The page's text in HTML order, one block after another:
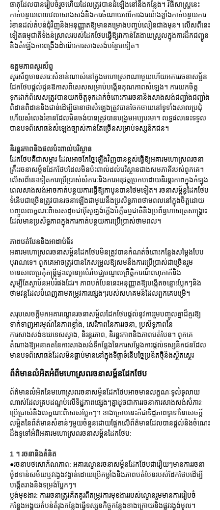
ធាតុដែលបានរៀបចំរួចហើយដែលត្រូវបានដំឡើងនៅនឹងកន្លែង។ វិធីសាស្រ្តនេះ
កាត់បន្ថយពេលវេលាសាងសង់និងការចំណាយលើការងារយ៉ាងខ្លាំងកាត់បន្ថយការ
រំខានដល់តំបន់ជុំវិញនិងអនុញ្ញាតឱ្យមានគម្រោងបញ្ចប់លឿនជាងមុន។ លើសពីនេះ
ទៀតធម្មជាតិទំងន់ស្រាលរបស់ដែកថែបធ្វើឱ្យវាកាន់តែងាយស្រួលក្នុងការដឹកជញ្ជូន
និងតំឡើងការពង្រឹងដំណើរការសាងសង់បន្ថែមទៀត។
ឧត្តមភាពសូរស័ព្ទ
សូរស័ព្ទមានសារៈសំខាន់ណាស់នៅក្នុងមហោស្រពណាមួយហើយអគាររចនាសម្ព័ន
ដែកថែបផ្តល់ជូនឱកាសពិសេសសម្រាប់បង្កើនគុណភាពសំឡេង។ ការយកចិត្ត
ទុកដាក់ពិសេសត្រូវបានយកចិត្តទុកដាក់ចំពោះការរចនានិងសាងសង់ជញ្ជាំងជញ្ជាំង
ពិដានពិដាននិងជាន់ដើម្បីធានាថាសំឡេងត្រូវបានចែកចាយនៅទូទាំងសាលប្រជុំ
ហើយសំលេងរំខានដែលមិនចង់បានត្រូវបានបង្រួមអប្បបរមា។ លទ្ធផលនេះទទួល
បានបទពិសោធន៍សំឡេងច្បាស់កាន់តែច្រើនសម្រាប់ទស្សនិកជន។
និរន្តរភាពនិងផលប៉ះពាល់បរិស្ថាន
ដែកថែបគឺជាសម្ភារៈដែលអាចកែច្នៃឡើងវិញបានខ្ពស់ធ្វើឱ្យអគារមហោស្រពរចនា
គ្រឹះរចនាសម្ព័នដែកថែបដែលមិនប៉ះពាល់ដល់បរិស្ថានជាងសមភាគីរបស់ពួកគេ។
លើសពីនេះទៀតការប្រើប្រាស់សំភារៈនិងការអនុវត្តប្រកបដោយនិរន្តរភាពក្នុងកំឡុង
ពេលសាងសង់អាចកាត់បន្ថយការធ្វើឱ្យកាបូនបានថែមទៀត។ រចនាសម្ព័ន្ធដែកថែប
ទំនើបជាច្រើនត្រូវបានរចនាឡើងជាមួយនឹងប្រសិទ្ធភាពថាមពលនៅក្នុងចិត្តដោយ
បញ្ចូលលក្ខណៈពិសេសដូចជាអ៊ីសូឡង់ភ្លើងបំភ្លឺធម្មជាតិនិងប្រព័ន្ធហាសត្រសង្គ្រោះ
ដែលមានប្រសិទ្ធភាពក្នុងការកាត់បន្ថយការប្រើប្រាស់ថាមពល។
ភាពបត់បែននិងអាដាប់ធ័រ
អគារមហោស្រពរចនាសម្ព័នដែកថែបមិនត្រូវបានកំណត់ចំពោះកន្លែងសម្តែងបែប
បុរាណទេ។ ពួកគេអាចត្រូវបានកែសម្រួលឱ្យសមនឹងការប្រើប្រាស់ជាច្រើនរួម
មានសាលប្រគុំតន្ត្រីផ្ទះល្ខោនអូប៉េរ៉ាមជ្ឈមណ្ឌលព្រឹត្តិការណ៍ពហុភាគីនិង
សូម្បីតែស្ថាប័នអប់រំផងដែរ។ ភាពបត់បែននេះអនុញ្ញាតឱ្យបង្កើតចន្លោះប្លែកៗនិង
ថាមវន្តដែលបំពេញតាមតម្រូវការផ្សេងៗរបស់សហគមន៍ដែលពួកគេបម្រើ។
សរុបសេចក្ដីមកអគារល្ខោនរចនាសម្ព័លដែកថែបផ្តល់នូវការរួមបញ្ចូលគ្នាដ៏គួរឱ្យ
ទាក់ទាញអារម្មណ៍នៃភាពខ្លាំង, សេរីភាពនៃការរចនា, ប្រសិទ្ធភាពនៃ
ការសាងសង់ឧឃទេសស្វាង, និរន្តរភាព, និរន្តរភាពនិងភាពបត់បែន។ ពួកគេ
តំណាងឱ្យអនាគតនៃការសាងសង់ទីកន្លែងនៃការសម្តែងការផ្តល់ទស្សនិកជនដែល
មានបទពិសោធន៍ដែលមិនធ្លាប់មាននៅក្នុងទីធ្លាទំនើបច្នៃប្រឌិតថ្មីនិងស្ថិតស្ថេរ
ព័ត៌មានលំអិតអំពីមហោស្រពរចនាសម្ព័នដែកថែប
ព័ត៌មានលំអិតនៃមហោស្រពរចនាសម្ព័នដែកថែបអាចមានលក្ខណៈទូលំទូលាយ
ណាស់ដែលគ្របដណ្ដប់លើទិដ្ឋភាពផ្សេងៗគ្នាដូចជាការរចនាការសាងសង់សំភារៈ
ប្រើប្រាស់និងលក្ខណៈពិសេសប្លែកៗ។ ខាងក្រោមនេះគឺជាទិដ្ឋភាពទូទៅនៃសេចក្តី
លម្អិតនៃព័ត៌មានសំខាន់ៗមួយចំនួនដោយផ្អែកលើព័ត៌មានដែលបានផ្តល់និងចំណេះ
ដឹងទូទៅអំពីអគារមហោស្រពរចនាសម្ព័នដែកថែប:
1 ។ រចនានិងគំនិត
●រចនាបថសោភ័ណភាព: អគារល្ខោនរចនាសម្ព័នដែកថែបជារឿយៗមានការរចនា
ម៉ូដទាន់សម័យឬវង្វេងវង្វាន់ដោយប្រើកម្លាំងនិងភាពបត់បែនរបស់ដែកថែបដើម្បី
បង្កើតរាងនិងទម្រង់ប្លែកៗ។
ប្លង់មុខងារ: ការរចនាត្រូវគិតគូរពីតម្រូវការមុខងាររបស់ល្ខោនរួមមានការរៀបចំ
កន្លែងអង្គុយតំបន់តំរុងកន្លែងធ្វើទស្សនកិច្ចកន្លែងខាងក្រោយនិងផ្លូវរង្វង់មូល។